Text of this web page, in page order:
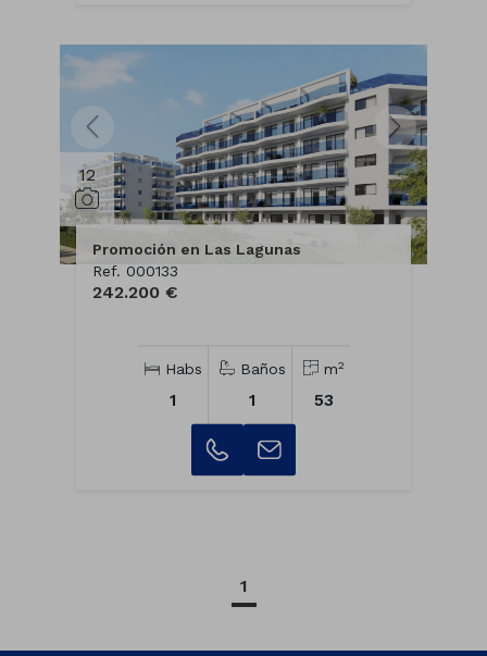
12
Promoción en Las Lagunas
Ref. 000133
242.200 €
Habs
1
Baños
1
m2
53
1